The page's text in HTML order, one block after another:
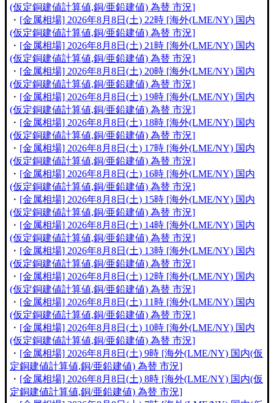
(仮定銅建値計算値,銅/亜鉛建値) 為替 市況]
・ [金属相場] 2026年8月8日(土) 22時 [海外(LME/NY) 国内
(仮定銅建値計算値,銅/亜鉛建値) 為替 市況]
・ [金属相場] 2026年8月8日(土) 21時 [海外(LME/NY) 国内
(仮定銅建値計算値,銅/亜鉛建値) 為替 市況]
・ [金属相場] 2026年8月8日(土) 20時 [海外(LME/NY) 国内
(仮定銅建値計算値,銅/亜鉛建値) 為替 市況]
・ [金属相場] 2026年8月8日(土) 19時 [海外(LME/NY) 国内
(仮定銅建値計算値,銅/亜鉛建値) 為替 市況]
・ [金属相場] 2026年8月8日(土) 18時 [海外(LME/NY) 国内
(仮定銅建値計算値,銅/亜鉛建値) 為替 市況]
・ [金属相場] 2026年8月8日(土) 17時 [海外(LME/NY) 国内
(仮定銅建値計算値,銅/亜鉛建値) 為替 市況]
・ [金属相場] 2026年8月8日(土) 16時 [海外(LME/NY) 国内
(仮定銅建値計算値,銅/亜鉛建値) 為替 市況]
・ [金属相場] 2026年8月8日(土) 15時 [海外(LME/NY) 国内
(仮定銅建値計算値,銅/亜鉛建値) 為替 市況]
・ [金属相場] 2026年8月8日(土) 14時 [海外(LME/NY) 国内
(仮定銅建値計算値,銅/亜鉛建値) 為替 市況]
・ [金属相場] 2026年8月8日(土) 13時 [海外(LME/NY) 国内
(仮定銅建値計算値,銅/亜鉛建値) 為替 市況]
・ [金属相場] 2026年8月8日(土) 12時 [海外(LME/NY) 国内
(仮定銅建値計算値,銅/亜鉛建値) 為替 市況]
・ [金属相場] 2026年8月8日(土) 11時 [海外(LME/NY) 国内
(仮定銅建値計算値,銅/亜鉛建値) 為替 市況]
・ [金属相場] 2026年8月8日(土) 10時 [海外(LME/NY) 国内
(仮定銅建値計算値,銅/亜鉛建値) 為替 市況]
・ [金属相場] 2026年8月8日(土) 9時 [海外(LME/NY) 国内(仮
定銅建値計算値,銅/亜鉛建値) 為替 市況]
・ [金属相場] 2026年8月8日(土) 8時 [海外(LME/NY) 国内(仮
定銅建値計算値,銅/亜鉛建値) 為替 市況]